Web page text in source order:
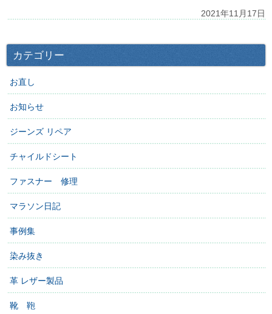
2021年11月17日
カテゴリー
お直し
お知らせ
ジーンズ リペア
チャイルドシート
ファスナー 修理
マラソン日記
事例集
染み抜き
革 レザー製品
靴 鞄